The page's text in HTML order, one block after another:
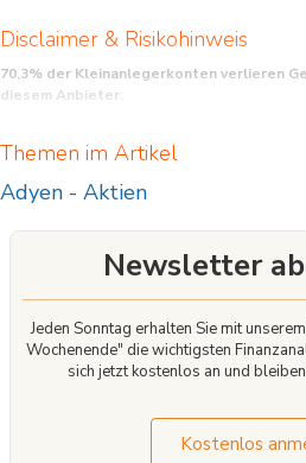
Disclaimer & Risikohinweis
70,3% der Kleinanlegerkonten verlieren
diesem Anbieter.
hohes Risiko, schnell Geld zu verlieren. Sie
einzugehen, Ihr Geld zu verlieren.
Themen im Artikel
Adyen - Aktien
Newsletter
Jeden Sonntag erhalten Sie mit
Wochenende" die wichtigsten
sich jetzt kostenlos an und
Kostenlos